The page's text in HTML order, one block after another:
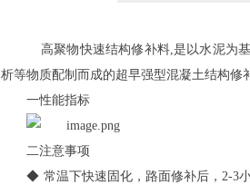
高聚物快速结构修补料,是以水泥为
析等物质配制而成的超早强型混凝土结构修
一性能指标
二注意事项
◆ 常温下快速固化，路面修补后，2-3